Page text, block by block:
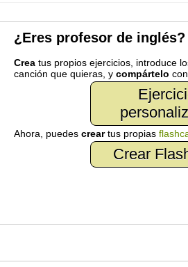
¿Eres profesor de inglés?
Creatus propios ejercicios, introduce
canción que quieras, y compártelo
Ahora, puedes creartus propias
Crear